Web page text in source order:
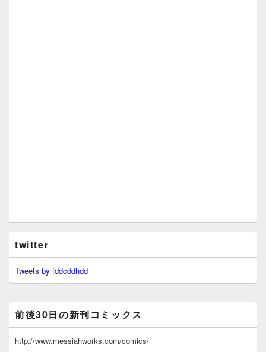
twitter
Tweets by fddcddhdd
前後30日の新刊コミックス
http://www.messiahworks.com/comics/